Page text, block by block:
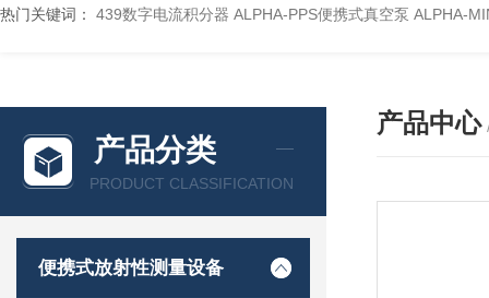
热门关键词： 439数字电流积分器 ALPHA-PPS便携式真空泵 ALPHA-
产品分类
PRODUCT CLASSIFICATION
便携式放射性测量设备
产品中心